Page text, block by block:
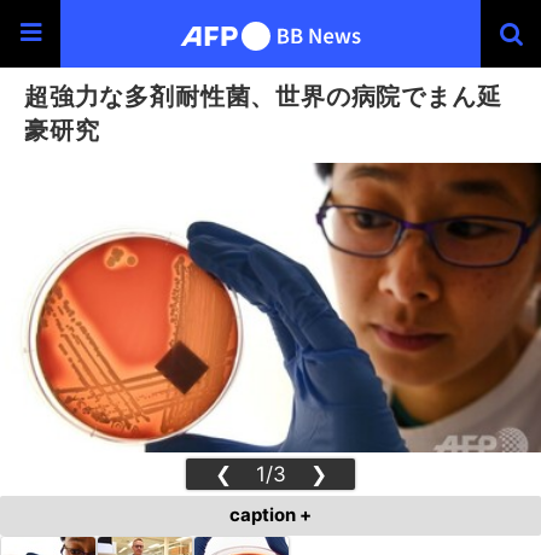
超強力な多剤耐性菌、世界の病院でまん延
豪研究
❮ 1/3 ❯
caption +